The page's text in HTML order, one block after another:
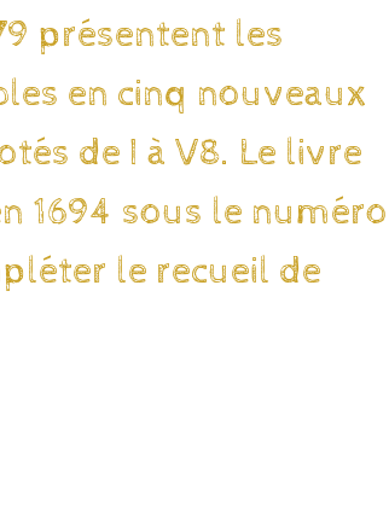
présentent les
en cinq nouveaux
de I à V8. Le livre
1694 sous le numéro
le recueil de